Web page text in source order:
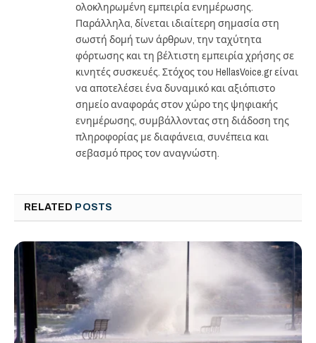
ολοκληρωμένη εμπειρία ενημέρωσης.
Παράλληλα, δίνεται ιδιαίτερη σημασία στη
σωστή δομή των άρθρων, την ταχύτητα
φόρτωσης και τη βέλτιστη εμπειρία χρήσης σε
κινητές συσκευές. Στόχος του HellasVoice.gr είναι
να αποτελέσει ένα δυναμικό και αξιόπιστο
σημείο αναφοράς στον χώρο της ψηφιακής
ενημέρωσης, συμβάλλοντας στη διάδοση της
πληροφορίας με διαφάνεια, συνέπεια και
σεβασμό προς τον αναγνώστη.
RELATED POSTS